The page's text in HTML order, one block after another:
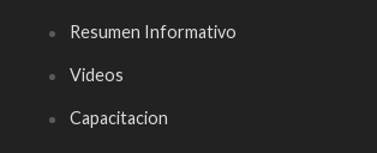
Resumen Informativo
Videos
Capacitacion